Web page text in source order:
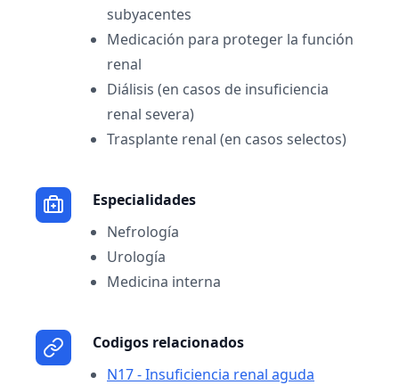
subyacentes
Medicación para proteger la función
renal
Diálisis (en casos de insuficiencia
renal severa)
Trasplante renal (en casos selectos)
Especialidades
Nefrología
Urología
Medicina interna
Codigos relacionados
N17 - Insuficiencia renal aguda